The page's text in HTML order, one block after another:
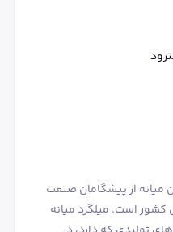
میانه از پیشگامان صنعت
کشور است. میلگرد میانه